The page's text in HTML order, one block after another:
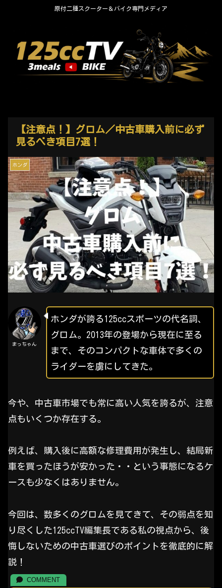
原付二種スクーター＆バイク専門メディア
【注意点！】グロム／中古車購入前に必ず
見るべき項目7選！
ホンダ
まっちゃん
ホンダが誇る125ccスポーツの代名詞、
グロム。2013年の登場から現在に至る
まで、そのコンパクトな車体で多くの
ライダーを虜にしてきた。
今や、中古車市場でも常に高い人気を誇るが、注意
点もいくつか存在する。
例えば、購入後に高額な修理費用が発生し、結局新
車を買ったほうが安かった・・という事態になるケ
ースも少なくはありません。
今回は、数多くのグロムを見てきて、その弱点を知
り尽くした125ccTV編集長である私の視点から、後
悔しないための中古車選びのポイントを徹底的に解
説！